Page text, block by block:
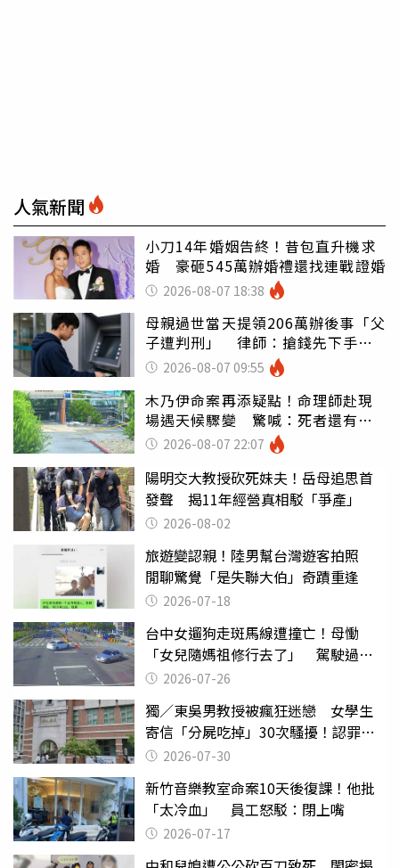
人氣新聞
小刀14年婚姻告終！昔包直升機求
婚 豪砸545萬辦婚禮還找連戰證婚
2026-08-07 18:38
母親過世當天提領206萬辦後事「父
子遭判刑」 律師：搶錢先下手是
罪 2026-08-07 09:55
木乃伊命案再添疑點！命理師赴現
場遇天候驟變 驚喊：死者還有冤
屈 2026-08-07 22:07
陽明交大教授砍死妹夫！岳母追思首
發聲 揭11年經營真相駁「爭產」
2026-08-02
旅遊變認親！陸男幫台灣遊客拍照
閒聊驚覺「是失聯大伯」奇蹟重逢
2026-07-18
台中女遛狗走斑馬線遭撞亡！母慟
「女兒隨媽祖修行去了」 駕駛過失
致死判9月
2026-07-26
獨／東吳男教授被瘋狂迷戀 女學生
寄信「分屍吃掉」30次騷擾！認罪免
關 2026-07-30
新竹音樂教室命案10天後復課！他批
「太冷血」 員工怒駁：閉上嘴
2026-07-17